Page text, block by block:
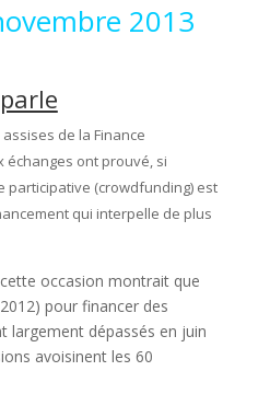
2013
de la Finance
échanges ont prouvé, si
participative (crowdfunding) est
qui interpelle de plus
occasion montrait que
pour financer des
largement dépassés en juin
avoisinent les 60